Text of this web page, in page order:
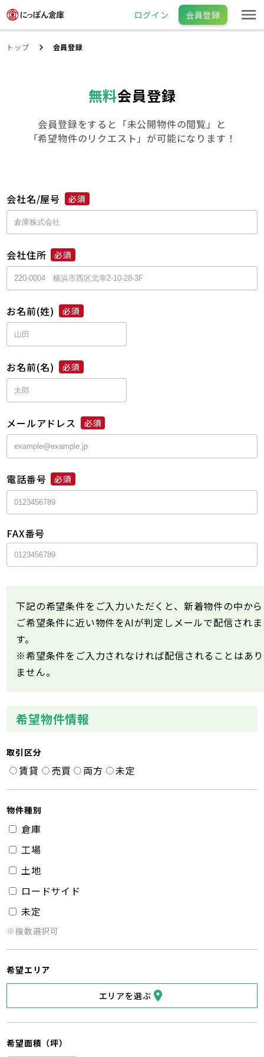
ログイン 会員登録
トップ 会員登録
無料会員登録
会員登録をすると「未公開物件の閲覧」と
「希望物件のリクエスト」が可能になります！
会社名/屋号 必須
会社住所 必須
お名前(姓) 必須
お名前(名) 必須
メールアドレス 必須
電話番号 必須
FAX番号
下記の希望条件をご入力いただくと、新着物件の中から
ご希望条件に近い物件をAIが判定しメールで配信されま
す。
※希望条件をご入力されなければ配信されることはあり
ません。
希望物件情報
取引区分
賃貸 売買 両方 未定
物件種別
倉庫
工場
土地
ロードサイド
未定
※複数選択可
希望エリア
エリアを選ぶ
希望面積（坪）